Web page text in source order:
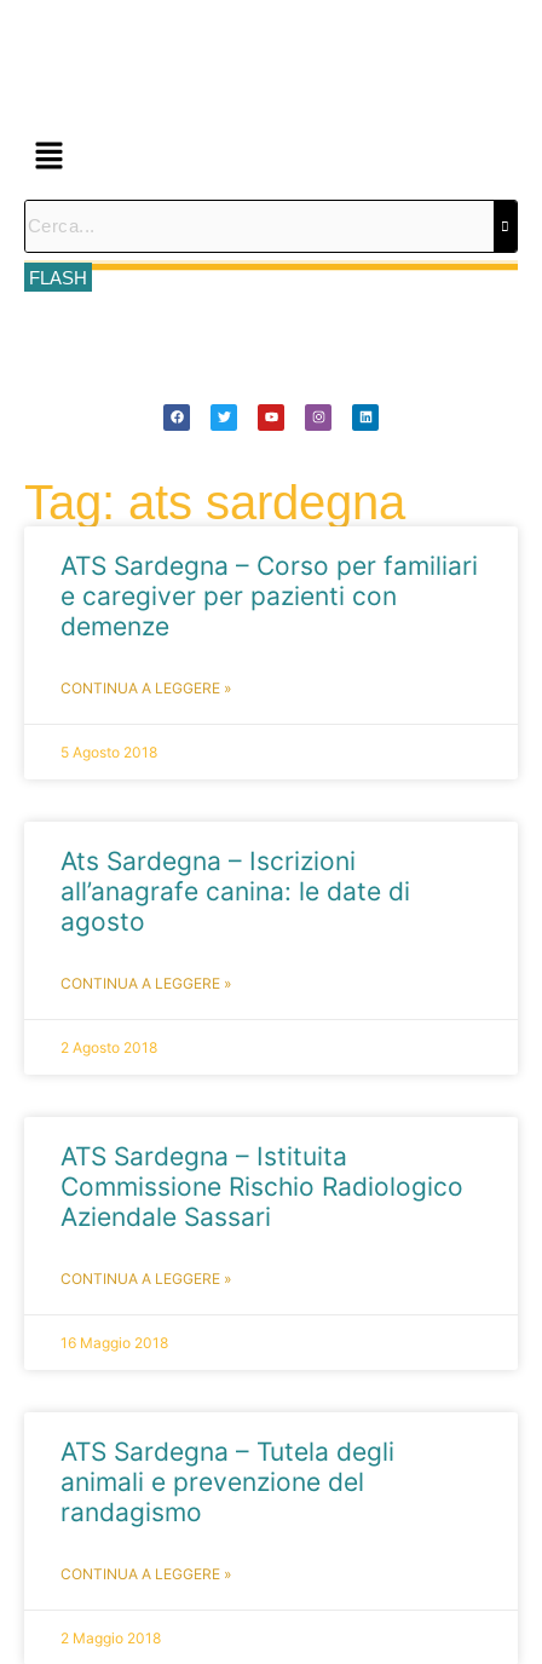
FLASH
Tag: ats sardegna
ATS Sardegna – Corso per familiari
e caregiver per pazienti con
demenze
CONTINUA A LEGGERE »
5 Agosto 2018
Ats Sardegna – Iscrizioni
all’anagrafe canina: le date di
agosto
CONTINUA A LEGGERE »
2 Agosto 2018
ATS Sardegna – Istituita
Commissione Rischio Radiologico
Aziendale Sassari
CONTINUA A LEGGERE »
16 Maggio 2018
ATS Sardegna – Tutela degli
animali e prevenzione del
randagismo
CONTINUA A LEGGERE »
2 Maggio 2018